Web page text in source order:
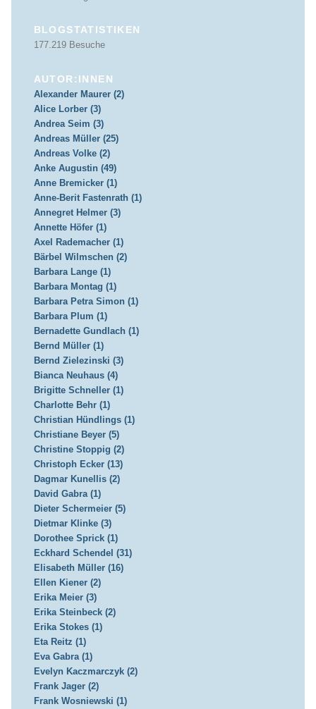
BLOGSTATISTIKEN
177.219 Besuche
AUTOR:INNEN
Alexander Maurer (2)
Alice Lorber (3)
Andrea Seim (3)
Andreas Müller (25)
Andreas Volke (2)
Anke Augustin (49)
Anne Bremicker (1)
Anne-Berit Fastenrath (1)
Annegret Helmer (3)
Annette Höfer (1)
Axel Rademacher (1)
Bärbel Wilmschen (2)
Barbara Lange (1)
Barbara Montag (1)
Barbara Petra Simon (1)
Barbara Plum (1)
Bernadette Gundlach (1)
Bernd Müller (1)
Bernd Zielezinski (3)
Bianca Neuhaus (4)
Brigitte Schneller (1)
Charlotte Behr (1)
Christian Hündlings (1)
Christiane Beyer (5)
Christine Stoppig (2)
Christoph Ecker (13)
Dagmar Kunellis (2)
David Gabra (1)
Dieter Schermeier (5)
Dietmar Klinke (3)
Dorothee Sprick (1)
Eckhard Schendel (31)
Elisabeth Müller (16)
Ellen Kiener (2)
Erika Meier (3)
Erika Steinbeck (2)
Erika Stokes (1)
Eta Reitz (1)
Eva Gabra (1)
Evelyn Kaczmarczyk (2)
Frank Jager (2)
Frank Wosniewski (1)